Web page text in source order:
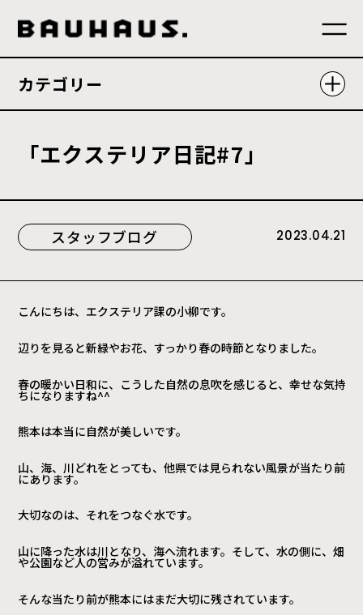
スタッフブログ 2023.04.21
「エクステリ ア日記#7」
カテゴリー
こんにちは、エクステリア課の小柳です。
辺りを見ると新緑やお花、すっかり春の時節となりました。
春の暖かい日和に、こうした自然の息吹を感じると、幸せな気持
ちになりますね^^
熊本は本当に自然が美しいです。
山、海、川どれをとっても、他県では見られない風景が当たり前
にあります。
大切なのは、それをつなぐ水です。
山に降った水は川となり、海へ流れます。そして、水の側に、畑
や公園など人の営みが溢れています。
そんな当たり前が熊本にはまだ大切に残されています。